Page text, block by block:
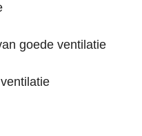
goede ventilatie